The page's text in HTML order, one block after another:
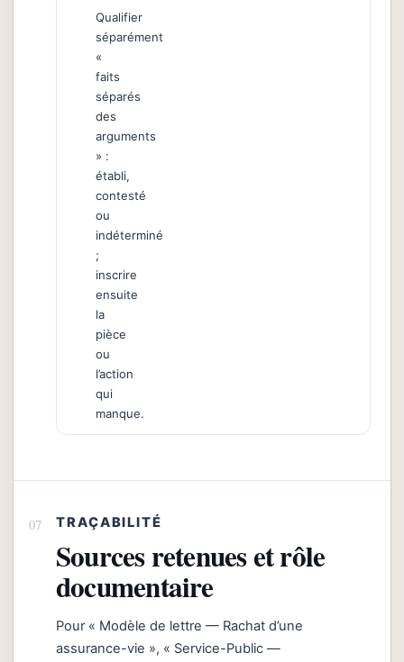
Qualifier
séparément
«
faits
séparés
des
arguments
» :
établi,
contesté
ou
indéterminé
;
inscrire
ensuite
la
pièce
ou
l’action
qui
manque.
TRAÇABILITÉ
Sources retenues et rôle
documentaire
Pour « Modèle de lettre — Rachat d’une
assurance-vie », « Service-Public —